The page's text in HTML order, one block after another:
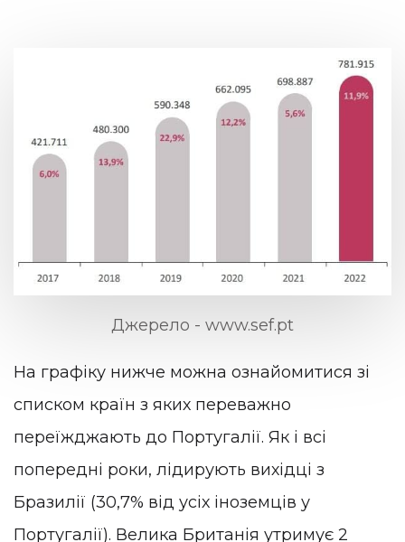
Джерело - www.sef.pt
На графіку нижче можна ознайомитися зі
списком країн з яких переважно
переїжджають до Португалії. Як і всі
попередні роки, лідирують вихідці з
Бразилії (30,7% від усіх іноземців у
Португалії). Велика Британія утримує 2